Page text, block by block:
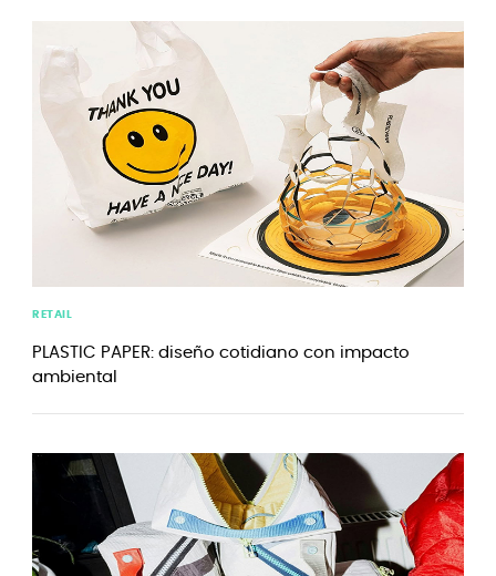
RETAIL
PLASTIC PAPER: diseño cotidiano con impacto
ambiental